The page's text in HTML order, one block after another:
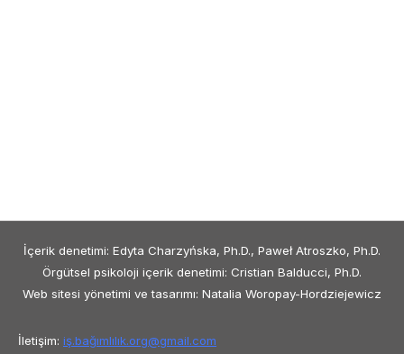
İçerik denetimi: Edyta Charzyńska, Ph.D., Paweł Atroszko, Ph.D.
Örgütsel psikoloji içerik denetimi: Cristian Balducci, Ph.D.
Web sitesi yönetimi ve tasarımı: Natalia Woropay-Hordziejewicz
İletişim: iş.bağımlılık.org@gmail.com